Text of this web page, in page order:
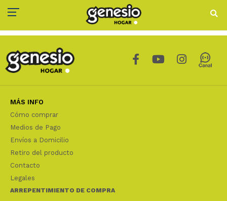
MÁS INFO
Cómo comprar
Medios de Pago
Envíos a Domicilio
Retiro del producto
Contacto
Legales
ARREPENTIMIENTO DE COMPRA